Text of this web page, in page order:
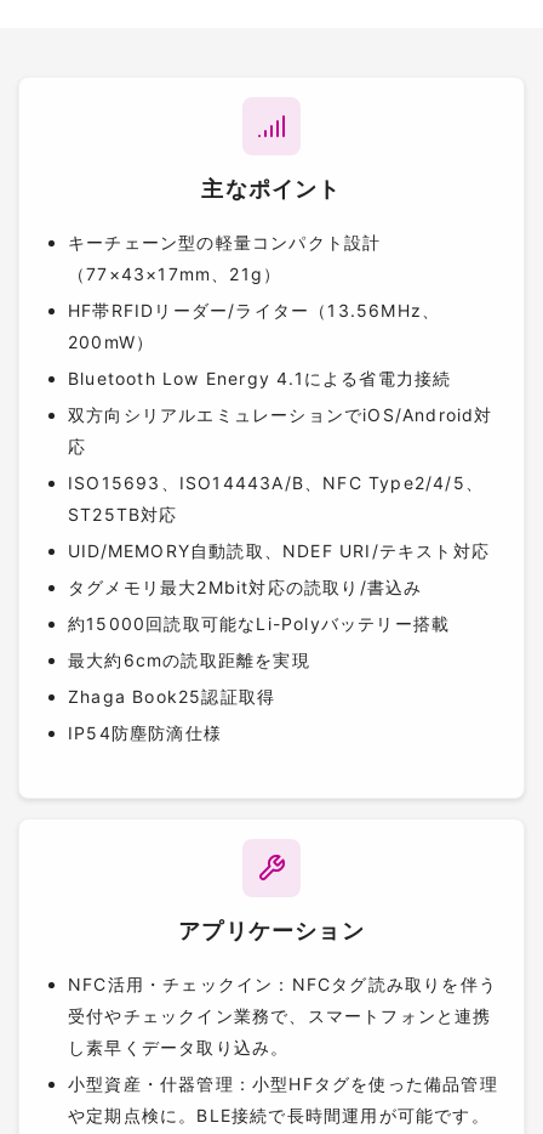
主なポイント
キーチェーン型の軽量コンパクト設計
（77×43×17mm、21g）
HF帯RFIDリーダー/ライター（13.56MHz、
200mW）
Bluetooth Low Energy 4.1による省電力接続
双方向シリアルエミュレーションでiOS/Android対
応
ISO15693、ISO14443A/B、NFC Type2/4/5、
ST25TB対応
UID/MEMORY自動読取、NDEF URI/テキスト対応
タグメモリ最大2Mbit対応の読取り/書込み
約15000回読取可能なLi-Polyバッテリー搭載
最大約6cmの読取距離を実現
Zhaga Book25認証取得
IP54防塵防滴仕様
アプリケーション
NFC活用・チェックイン：NFCタグ読み取りを伴う
受付やチェックイン業務で、スマートフォンと連携
し素早くデータ取り込み。
小型資産・什器管理：小型HFタグを使った備品管理
や定期点検に。BLE接続で長時間運用が可能です。